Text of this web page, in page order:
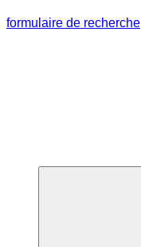
formulaire de recherche